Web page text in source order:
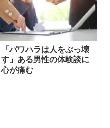
「パワハラは人をぶっ壊
す」ある男性の体験談に
心が痛む